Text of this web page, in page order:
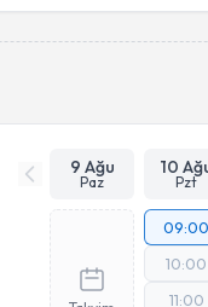
9 Ağu
Paz
10
Pzt
09:00
10:00
11:00